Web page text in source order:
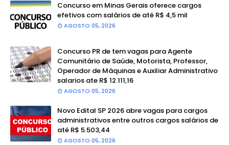
Concurso em Minas Gerais oferece cargos
efetivos com salários de até R$ 4,5 mil
AGOSTO 05, 2026
Concurso PR de tem vagas para Agente
Comunitário de Saúde, Motorista, Professor,
Operador de Máquinas e Auxiliar Administrativo
salarios ate R$ 12.111,16
AGOSTO 05, 2026
Novo Edital SP 2026 abre vagas para cargos
administrativos entre outros cargos salários de
até R$ 5.503,44
AGOSTO 05, 2026